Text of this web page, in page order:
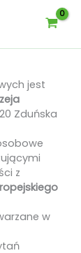
jest
Zduńska
z
w